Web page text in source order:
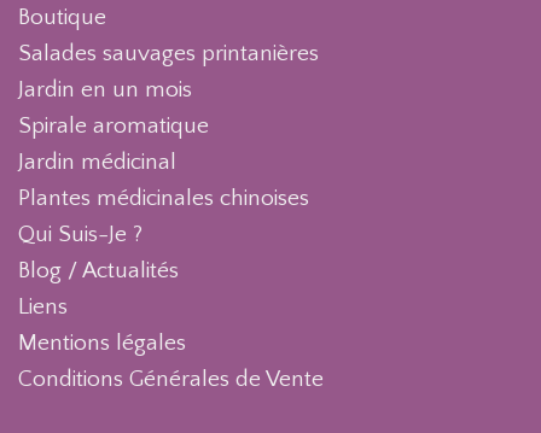
Boutique
Salades sauvages printanières
Jardin en un mois
Spirale aromatique
Jardin médicinal
Plantes médicinales chinoises
Qui Suis-Je ?
Blog / Actualités
Liens
Mentions légales
Conditions Générales de Vente